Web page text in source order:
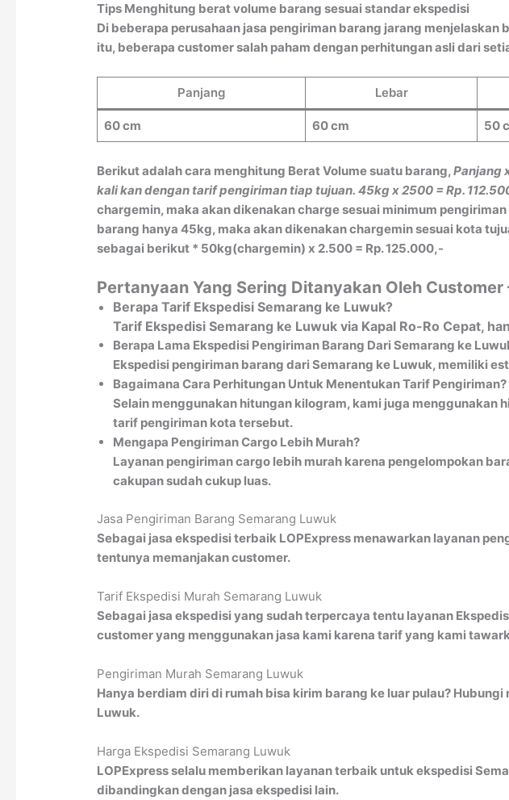
Tips Menghitung berat volume barang sesuai standar ekspedisi
Di beberapa perusahaan jasa pengiriman barang jarang
itu, beberapa customer salah paham dengan perhitungan asli dari
Panjang Lebar
60 cm 60 cm 50
Berikut adalah cara menghitung Berat Volume suatu barang,Panjang
kali kan dengan tarif pengiriman tiap tujuan. 45kg x 2500 = Rp.
chargemin, maka akan dikenakan charge sesuai minimum
barang hanya 45kg, maka akan dikenakan chargemin sesuai kota
sebagai berikut * 50kg(chargemin) x 2.500 = Rp. 125.000,-
Pertanyaan Yang Sering Ditanyakan Oleh
Berapa Tarif Ekspedisi Semarang ke Luwuk?
Tarif Ekspedisi Semarang ke Luwuk via Kapal Ro-Ro Cepat,
Berapa Lama Ekspedisi Pengiriman Barang Dari Semarang ke
Ekspedisi pengiriman barang dari Semarang ke Luwuk, memiliki
Bagaimana Cara Perhitungan Untuk Menentukan Tarif Pengiriman?
Selain menggunakan hitungan kilogram, kami juga menggunakan
tarif pengiriman kota tersebut.
Mengapa Pengiriman Cargo Lebih Murah?
Layanan pengiriman cargo lebih murah karena pengelompokan
cakupan sudah cukup luas.
Jasa Pengiriman Barang Semarang Luwuk
Sebagai jasa ekspedisi terbaik LOPExpress menawarkan layanan
tentunya memanjakan customer.
Tarif Ekspedisi Murah Semarang Luwuk
Sebagai jasa ekspedisi yang sudah terpercaya tentu layanan
customer yang menggunakan jasa kami karena tarif yang kami
Pengiriman Murah Semarang Luwuk
Hanya berdiam diri di rumah bisa kirim barang ke luar pulau?
Luwuk.
Harga Ekspedisi Semarang Luwuk
LOPExpress selalu memberikan layanan terbaik untuk ekspedisi
dibandingkan dengan jasa ekspedisi lain.